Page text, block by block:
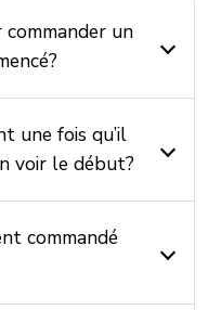
un
une fois qu’il
voir le début?
commandé